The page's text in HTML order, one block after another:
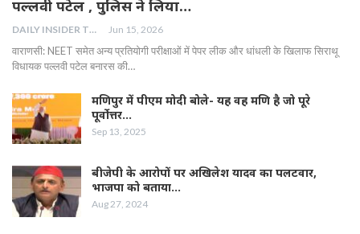
पल्लवी पटेल , पुलिस ने लिया…
DAILY INSIDER TEAM Jun 15, 2026
वाराणसी: NEET समेत अन्य प्रतियोगी परीक्षाओं में पेपर लीक और धांधली के खिलाफ सिराथू
विधायक पल्लवी पटेल बनारस की…
मणिपुर में पीएम मोदी बोले- यह वह मणि है जो पूरे
पूर्वोत्तर…
Sep 13, 2025
बीजेपी के आरोपों पर अखिलेश यादव का पलटवार,
भाजपा को बताया…
Aug 27, 2024